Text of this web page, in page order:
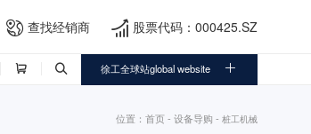
 查找经销商  股票代码：000425.SZ
  徐工全球站global website 
位置： 首页- 设备导购 - 桩工机械